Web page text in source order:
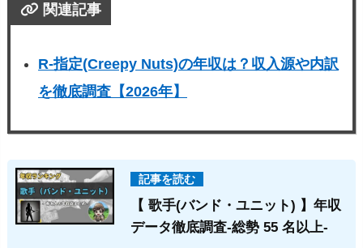
関連記事
R-指定(Creepy Nuts)の年収は？収入源や内訳
を徹底調査【2026年】
【 歌手(バンド・ユニット) 】年収
データ徹底調査-総勢 55 名以上-